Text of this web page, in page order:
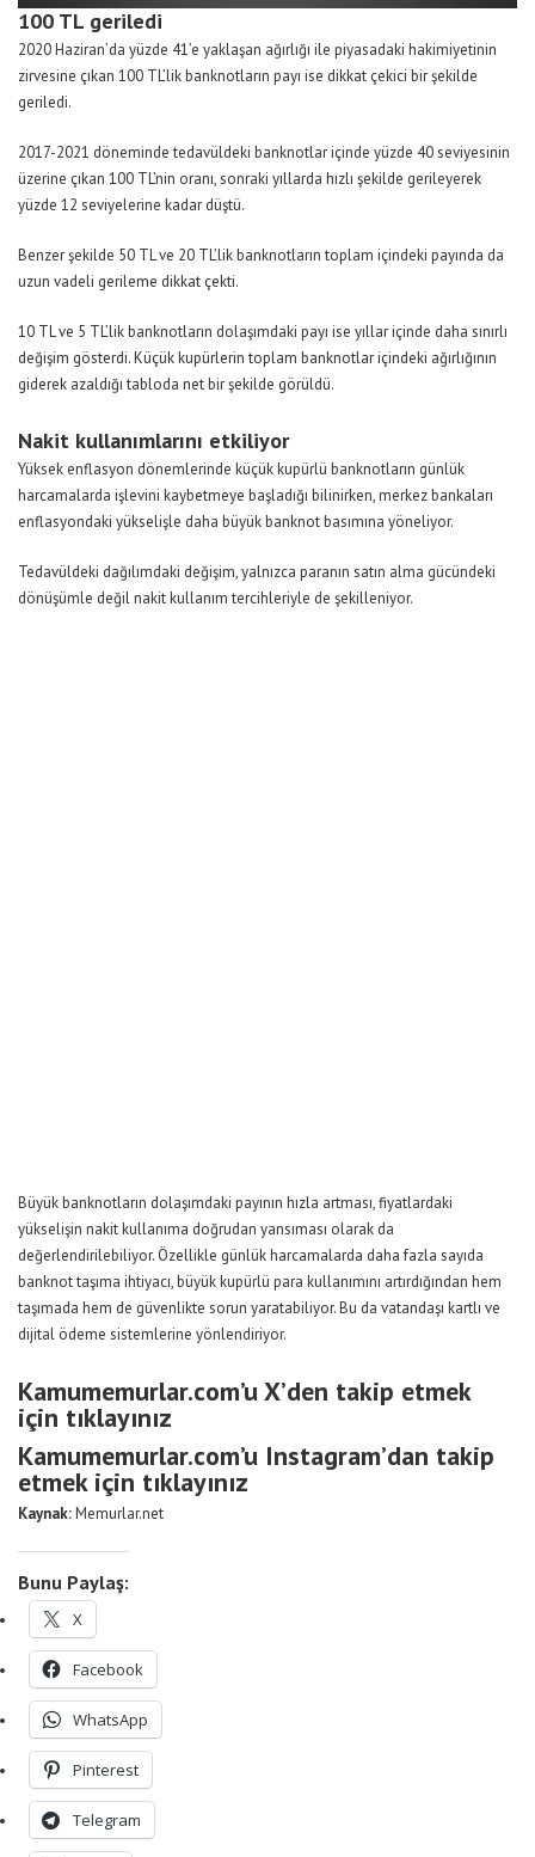
100 TL geriledi
2020 Haziran’da yüzde 41’e yaklaşan ağırlığı ile piyasadaki hakimiyetinin
zirvesine çıkan 100 TL’lik banknotların payı ise dikkat çekici bir şekilde
geriledi.
2017-2021 döneminde tedavüldeki banknotlar içinde yüzde 40 seviyesinin
üzerine çıkan 100 TL’nin oranı, sonraki yıllarda hızlı şekilde gerileyerek
yüzde 12 seviyelerine kadar düştü.
Benzer şekilde 50 TL ve 20 TL’lik banknotların toplam içindeki payında da
uzun vadeli gerileme dikkat çekti.
10 TL ve 5 TL’lik banknotların dolaşımdaki payı ise yıllar içinde daha sınırlı
değişim gösterdi. Küçük kupürlerin toplam banknotlar içindeki ağırlığının
giderek azaldığı tabloda net bir şekilde görüldü.
Nakit kullanımlarını etkiliyor
Yüksek enflasyon dönemlerinde küçük kupürlü banknotların günlük
harcamalarda işlevini kaybetmeye başladığı bilinirken, merkez bankaları
enflasyondaki yükselişle daha büyük banknot basımına yöneliyor.
Tedavüldeki dağılımdaki değişim, yalnızca paranın satın alma gücündeki
dönüşümle değil nakit kullanım tercihleriyle de şekilleniyor.
Büyük banknotların dolaşımdaki payının hızla artması, fiyatlardaki
yükselişin nakit kullanıma doğrudan yansıması olarak da
değerlendirilebiliyor. Özellikle günlük harcamalarda daha fazla sayıda
banknot taşıma ihtiyacı, büyük kupürlü para kullanımını artırdığından hem
taşımada hem de güvenlikte sorun yaratabiliyor. Bu da vatandaşı kartlı ve
dijital ödeme sistemlerine yönlendiriyor.
Kamumemurlar.com’u X’den takip etmek
için tıklayınız
Kamumemurlar.com’u Instagram’dan takip
etmek için tıklayınız
Kaynak:Memurlar.net
Bunu Paylaş:
X
Facebook
WhatsApp
Pinterest
Telegram